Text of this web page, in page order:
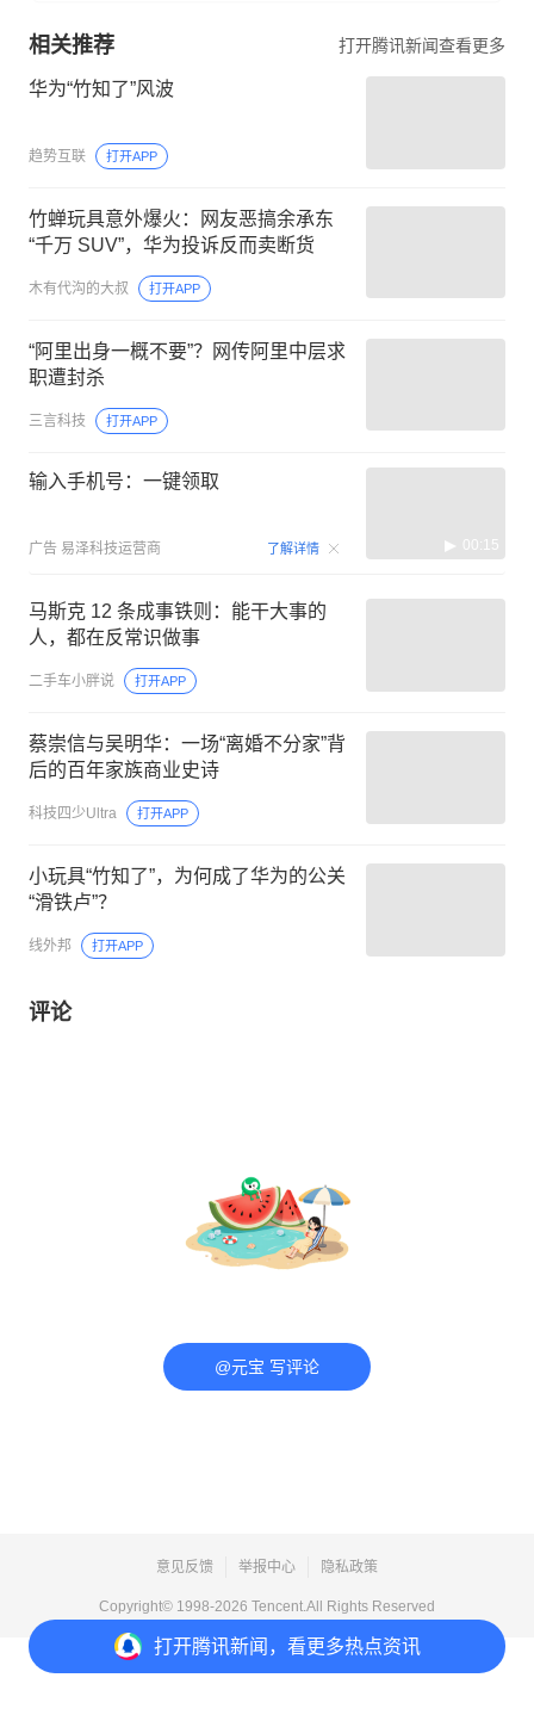
打开腾讯新闻，看更多热点资讯
相关推荐 打开腾讯新闻查看更多
华为“竹知了”风波
趋势互联 打开APP
竹蝉玩具意外爆火：网友恶搞余承东
“千万 SUV”，华为投诉反而卖断货
木有代沟的大叔 打开APP
“阿里出身一概不要”？网传阿里中层求
职遭封杀
三言科技 打开APP
输入手机号：一键领取
广告 易泽科技运营商 了解详情 00:15
马斯克 12 条成事铁则：能干大事的
人，都在反常识做事
二手车小胖说 打开APP
蔡崇信与吴明华：一场“离婚不分家”背
后的百年家族商业史诗
科技四少Ultra 打开APP
小玩具“竹知了”，为何成了华为的公关
“滑铁卢”？
线外邦 打开APP
评论
@元宝 写评论
意见反馈 举报中心 隐私政策
Copyright© 1998-2026 Tencent.All Rights Reserved